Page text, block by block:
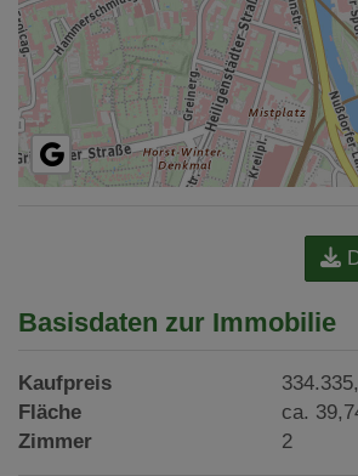
Basisdaten zur Immobilie
Kaufpreis
Fläche
ca.
Zimmer 2